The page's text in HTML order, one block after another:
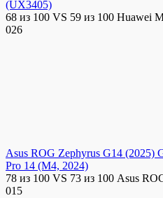
(UX3405)
68 из 100 VS 59 из 100 Huawei
026
Asus ROG Zephyrus G14 (2025)
Pro 14 (M4, 2024)
78 из 100 VS 73 из 100 Asus
015